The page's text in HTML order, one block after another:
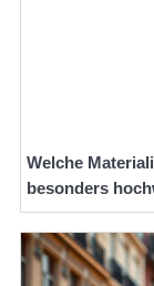
Welche
besonders